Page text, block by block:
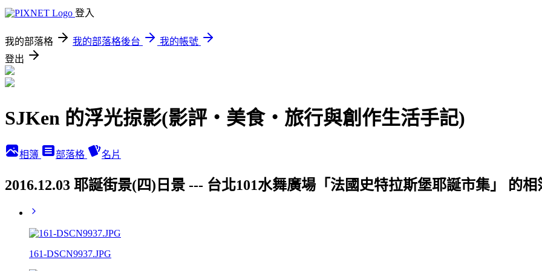
登入
我的部落格 我的部落格後台
我的帳號
登出
SJKen 的浮光掠影(影評‧美食‧旅行與創作生活手記)
相簿 部落格 名片
2016.12.03 耶誕街景(四)日景 --- 台北101水舞廣場「法國史特拉斯堡耶誕市集」 的相
161-DSCN9937.JPG